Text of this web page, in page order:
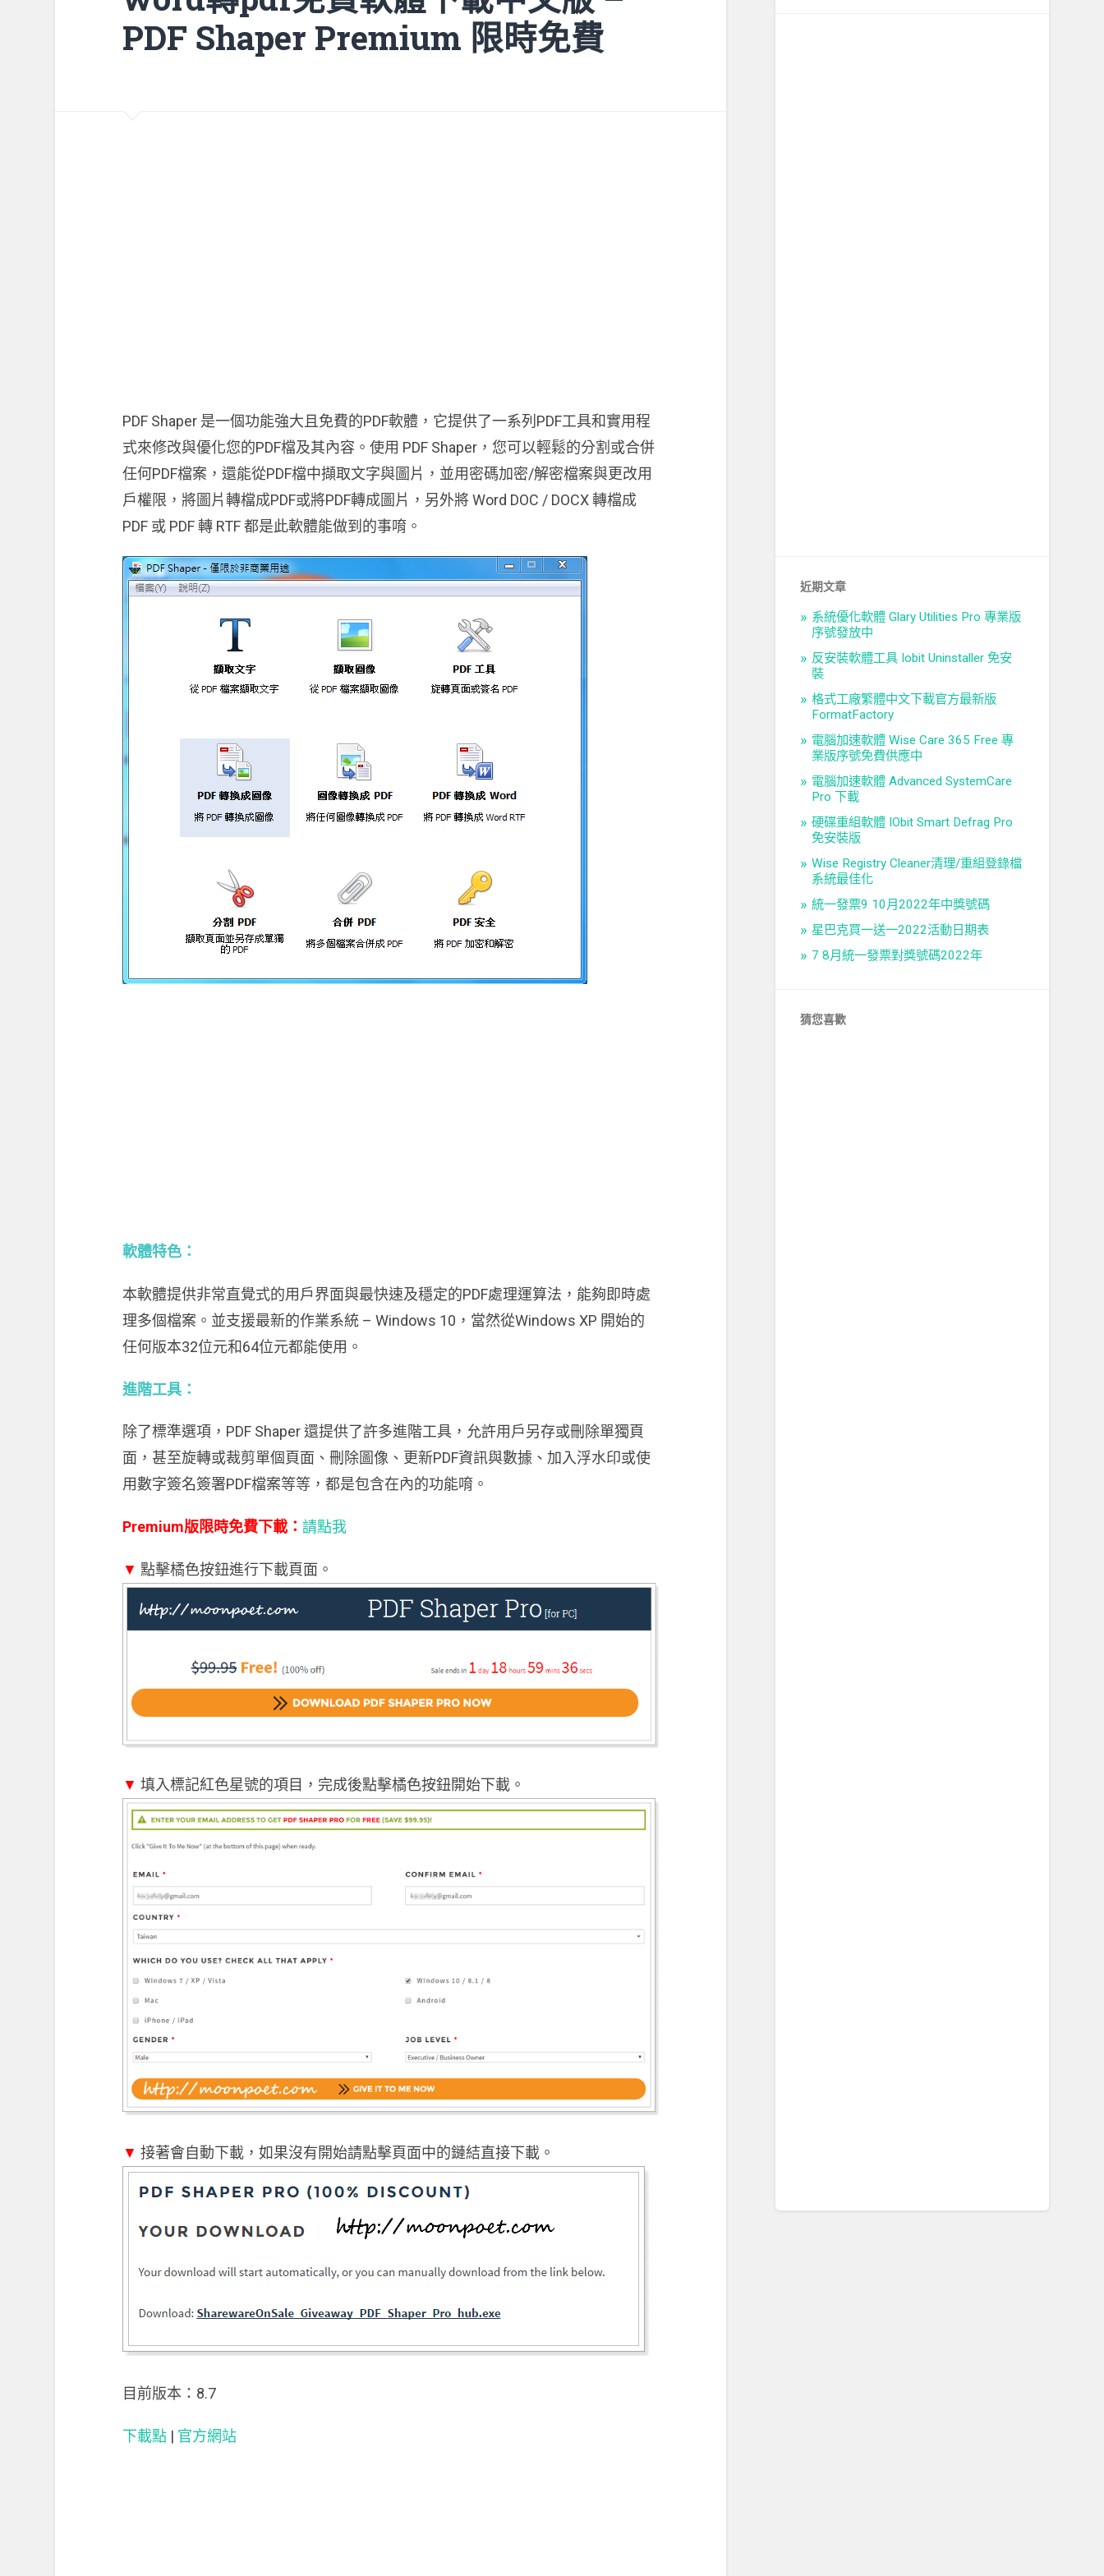
PDF Shaper Premium 限時免費
PDF Shaper 是一個功能強大且免費的PDF軟體，它提供了一系列PDF工具和實用程
式來修改與優化您的PDF檔及其內容。使用 PDF Shaper，您可以輕鬆的分割或合併
任何PDF檔案，還能從PDF檔中擷取文字與圖片，並用密碼加密/解密檔案與更改用
戶權限，將圖片轉檔成PDF或將PDF轉成圖片，另外將 Word DOC / DOCX 轉檔成
PDF 或 PDF 轉 RTF 都是此軟體能做到的事唷。
軟體特色：
本軟體提供非常直覺式的用戶界面與最快速及穩定的PDF處理運算法，能夠即時處
理多個檔案。並支援最新的作業系統 – Windows 10，當然從Windows XP 開始的
任何版本32位元和64位元都能使用。
進階工具：
除了標準選項，PDF Shaper 還提供了許多進階工具，允許用戶另存或刪除單獨頁
面，甚至旋轉或裁剪單個頁面、刪除圖像、更新PDF資訊與數據、加入浮水印或使
用數字簽名簽署PDF檔案等等，都是包含在內的功能唷。
Premium版限時免費下載： 請點我
▼ 點擊橘色按鈕進行下載頁面。
▼ 填入標記紅色星號的項目，完成後點擊橘色按鈕開始下載。
▼ 接著會自動下載，如果沒有開始請點擊頁面中的鏈結直接下載。
目前版本：8.7
下載點| 官方網站
近期文章
系統優化軟體 Glary Utilities Pro 專業版
序號發放中
反安裝軟體工具 Iobit Uninstaller 免安
裝
格式工廠繁體中文下載官方最新版
FormatFactory
電腦加速軟體 Wise Care 365 Free 專
業版序號免費供應中
電腦加速軟體 Advanced SystemCare
Pro 下載
硬碟重組軟體 IObit Smart Defrag Pro
免安裝版
Wise Registry Cleaner清理/重組登錄檔
系統最佳化
統一發票9 10月2022年中獎號碼
星巴克買一送一2022活動日期表
7 8月統一發票對獎號碼2022年
猜您喜歡